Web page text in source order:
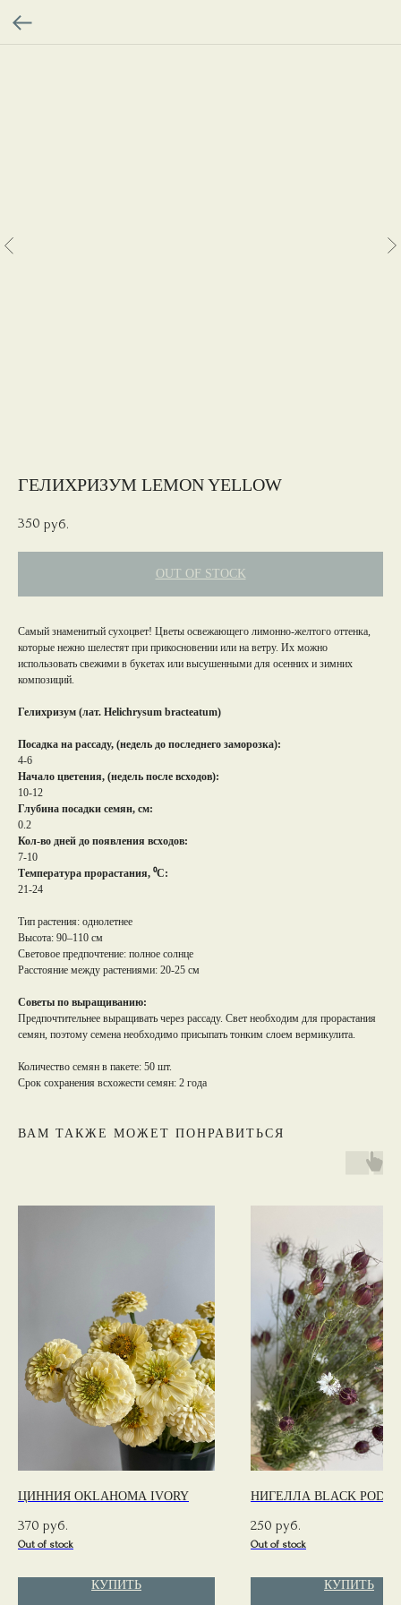
ГЕЛИХРИЗУМ LEMON YELLOW
350 руб.
OUT OF STOCK
Самый знаменитый сухоцвет! Цветы освежающего лимонно-желтого оттенка,
которые нежно шелестят при прикосновении или на ветру. Их можно
использовать свежими в букетах или высушенными для осенних и зимних
композиций.
Гелихризум (лат. Helichrysum bracteatum)
Посадка на рассаду, (недель до последнего заморозка):
4-6
Начало цветения, (недель после всходов):
10-12
Глубина посадки семян, см:
0.2
Кол-во дней до появления всходов:
7-10
Температура прорастания, ⁰С:
21-24
Тип растения: однолетнее
Высота: 90–110 см
Световое предпочтение: полное солнце
Расстояние между растениями: 20-25 см
Советы по выращиванию:
Предпочтительнее выращивать через рассаду. Свет необходим для прорастания
семян, поэтому семена необходимо присыпать тонким слоем вермикулита.
Количество семян в пакете: 50 шт.
Срок сохранения всхожести семян: 2 года
ВАМ ТАКЖЕ МОЖЕТ ПОНРАВИТЬСЯ
ЦИННИЯ OKLAHOMA IVORY
370 руб.
Out of stock
КУПИТЬ
НИГЕЛЛА BLACK POD
250 руб.
Out of stock
КУПИТЬ